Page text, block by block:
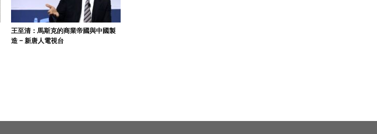
王至清：馬斯克的商業帝國與中國製
造 – 新唐人電視台